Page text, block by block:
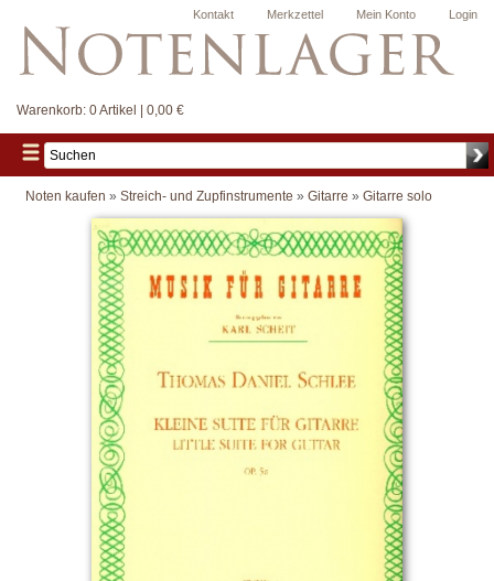
Login
Mein Konto
Merkzettel
Kontakt
Warenkorb: 0 Artikel | 0,00 €
Noten kaufen » Streich- und Zupfinstrumente » Gitarre » Gitarre solo